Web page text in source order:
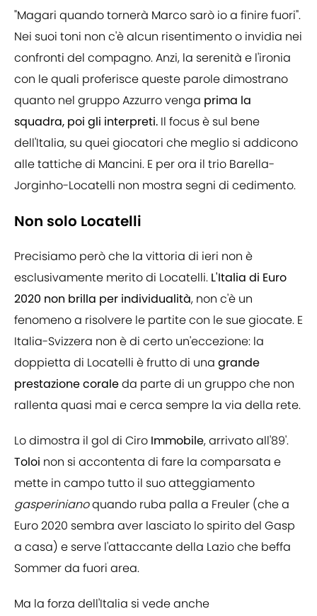
"Magari quando tornerà Marco sarò io a finire fuori".
Nei suoi toni non c'è alcun risentimento o invidia nei
confronti del compagno. Anzi, la serenità e l'ironia
con le quali proferisce queste parole dimostrano
quanto nel gruppo Azzurro venga prima la
squadra, poi gli interpreti. Il focus è sul bene
dell'Italia, su quei giocatori che meglio si addicono
alle tattiche di Mancini. E per ora il trio Barella-
Jorginho-Locatelli non mostra segni di cedimento.
Non solo Locatelli
Precisiamo però che la vittoria di ieri non è
esclusivamente merito di Locatelli. L'Italia di Euro
2020 non brilla per individualità, non c'è un
fenomeno a risolvere le partite con le sue giocate. E
Italia-Svizzera non è di certo un'eccezione: la
doppietta di Locatelli è frutto di una grande
prestazione coraleda parte di un gruppo che non
rallenta quasi mai e cerca sempre la via della rete.
Lo dimostra il gol di Ciro Immobile, arrivato all'89'.
Toloi non si accontenta di fare la comparsata e
mette in campo tutto il suo atteggiamento
gasperinianoquando ruba palla a Freuler (che a
Euro 2020 sembra aver lasciato lo spirito del Gasp
a casa) e serve l'attaccante della Lazio che beffa
Sommer da fuori area.
Ma la forza dell'Italia si vede anche